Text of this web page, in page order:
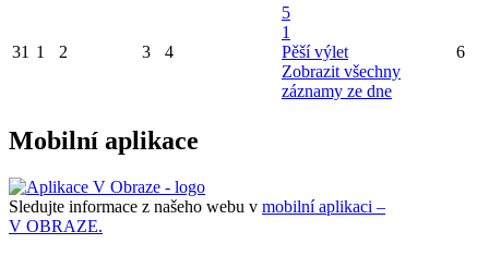
31 1 2 3 4
5
1
Pěší výlet
Zobrazit všechny
záznamy ze dne
6
Mobilní aplikace
Sledujte informace z našeho webu v mobilní aplikaci –
V OBRAZE.